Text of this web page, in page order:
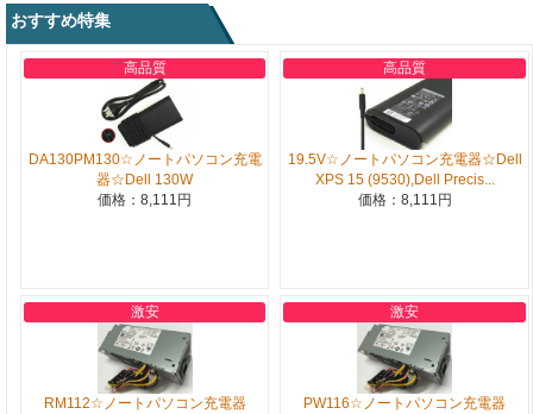
おすすめ特集
高品質
DA130PM130☆ノートパソコン充電
器☆Dell 130W
価格：8,111円
高品質
19.5V☆ノートパソコン充電器☆Dell
XPS 15 (9530),Dell Precis...
価格：8,111円
激安
RM112☆ノートパソコン充電器
激安
PW116☆ノートパソコン充電器